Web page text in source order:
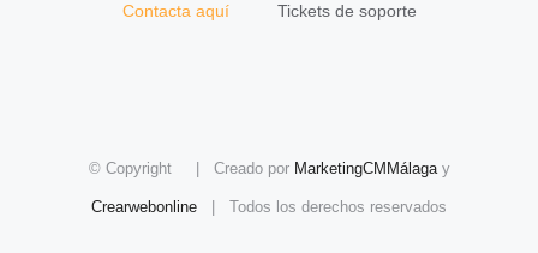
Contacta aquí Tickets de soporte
© Copyright | Creado por MarketingCMMálagay
Crearwebonline | Todos los derechos reservados